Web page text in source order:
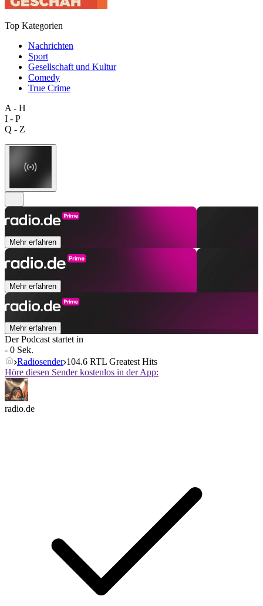
Top Kategorien
Nachrichten
Sport
Gesellschaft und Kultur
Comedy
True Crime
A - H
I - P
Q - Z
Mehr erfahren
Mehr erfahren
Mehr erfahren
Der Podcast startet in
- 0 Sek.
Radiosender 104.6 RTL Greatest Hits
Höre diesen Sender kostenlos in der App:
radio.de